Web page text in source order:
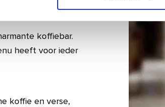
koffiebar.
heeft voor ieder
koffie en verse,